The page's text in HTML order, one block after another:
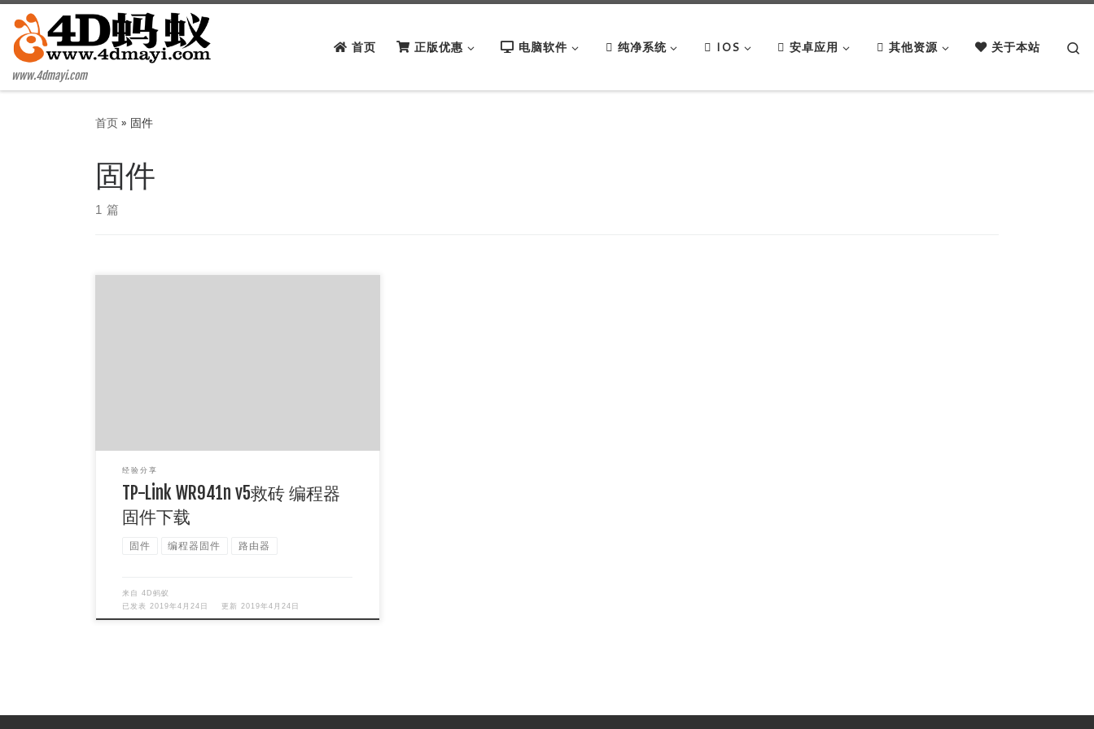
Skip to content
www.4dmayi.com
首页 正版优惠 电脑软件 纯净系统 IOS 安卓应用 其他资源 关于本站
首页» 固件
固件
1 篇
经验分享
TP-Link WR941n v5救砖 编程器
固件下载
固件 编程器固件 路由器
来自4D蚂蚁
已发表2019年4月24日 更新2019年4月24日